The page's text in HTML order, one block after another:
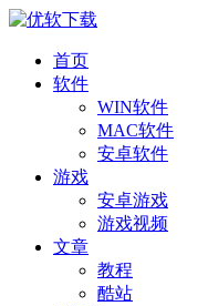
首页
软件
WIN软件
MAC软件
安卓软件
游戏
安卓游戏
游戏视频
文章
教程
酷站